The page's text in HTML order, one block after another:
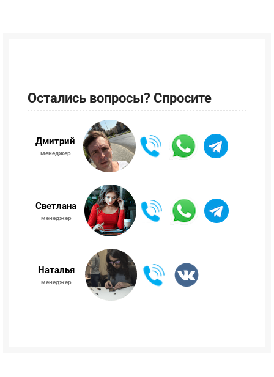
Остались вопросы? Спросите
Дмитрий
менеджер
Светлана
менеджер
Наталья
менеджер